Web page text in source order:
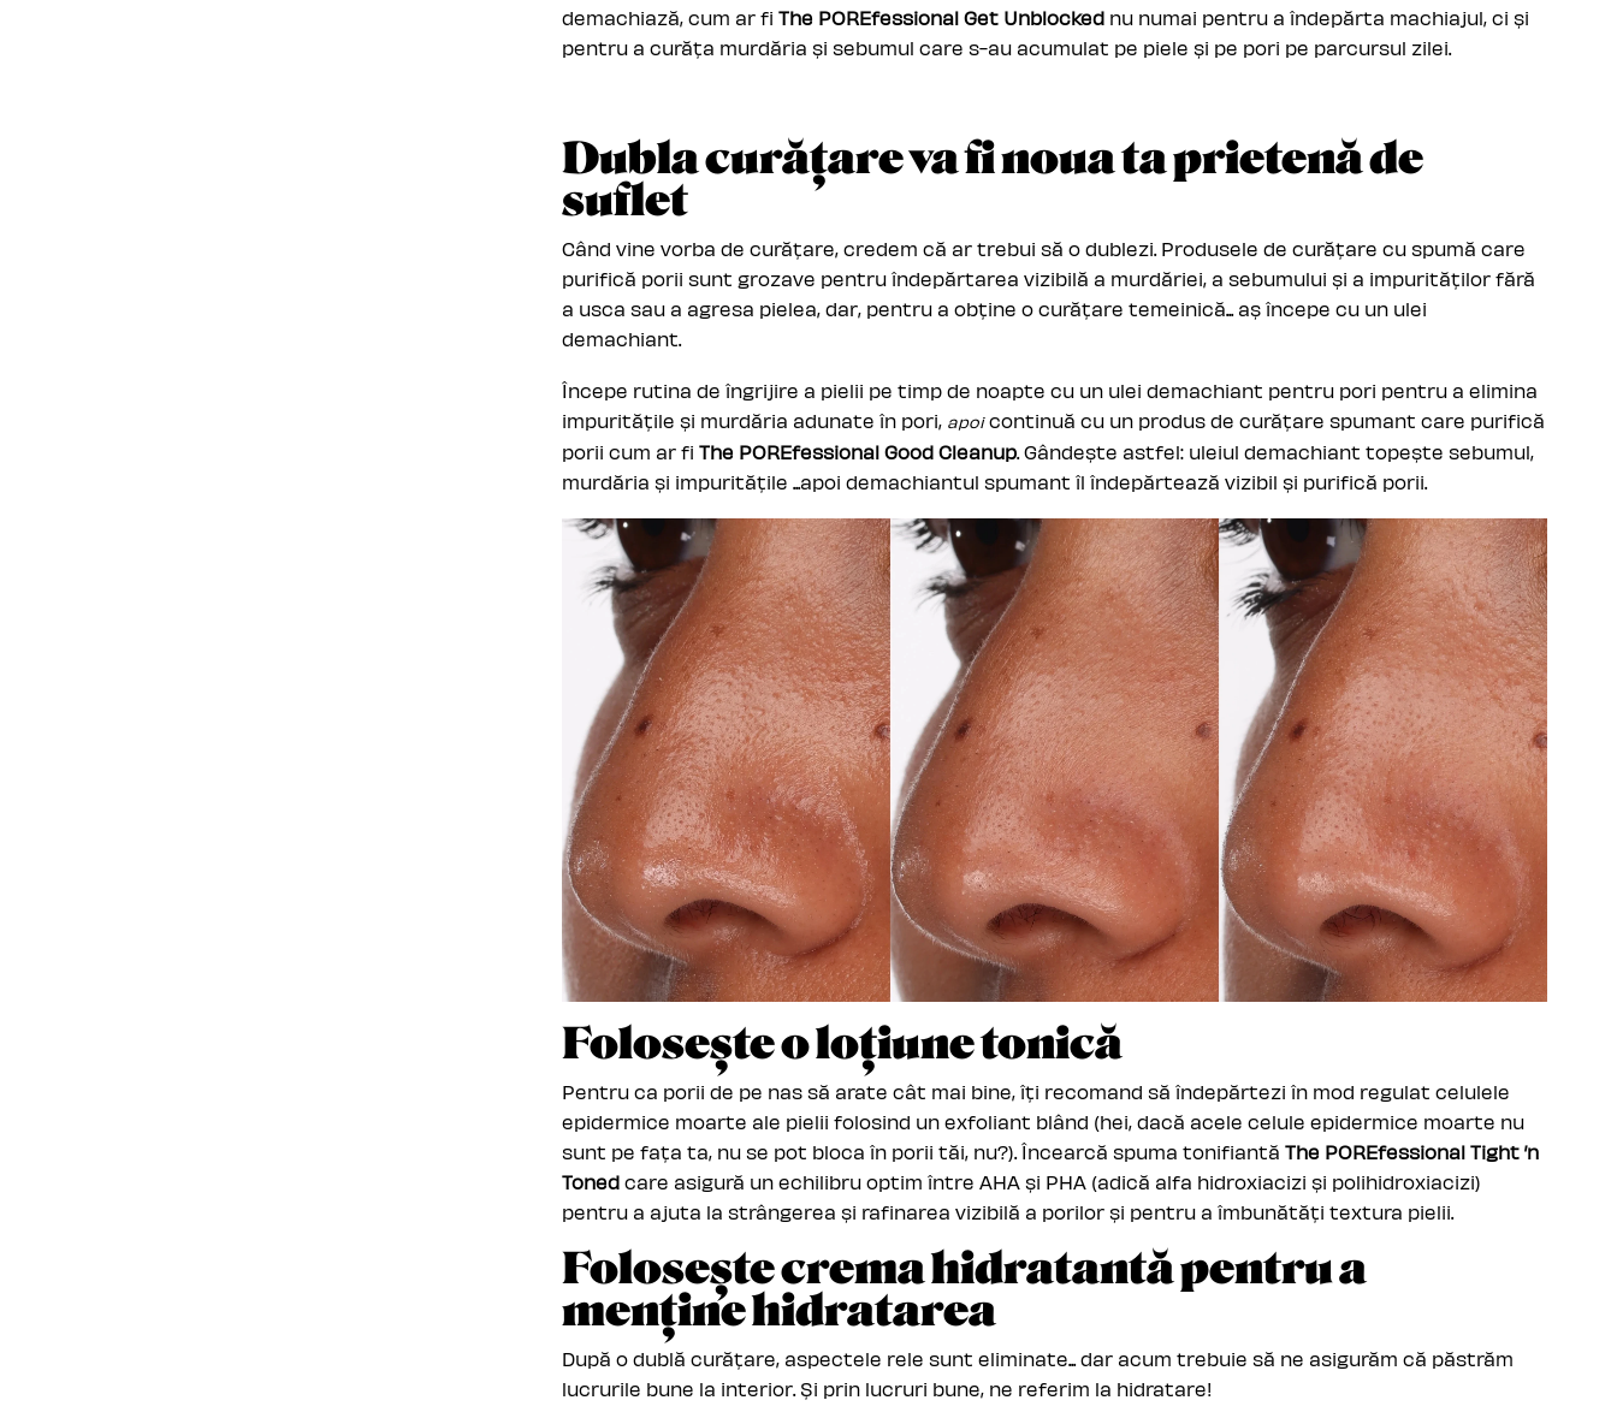
demachiază, cum ar fiThe POREfessional Get Unblocked nu numai pentru a îndepărta machiajul, ci și
pentru a curăța murdăria și sebumul care s-au acumulat pe piele și pe pori pe parcursul zilei.
Dubla curățare va fi noua ta prietenă de
suflet
Când vine vorba de curățare, credem că ar trebui să o dublezi. Produsele de curățare cu spumă care
purifică porii sunt grozave pentru îndepărtarea vizibilă a murdăriei, a sebumului și a impurităților fără
a usca sau a agresa pielea, dar, pentru a obține o curățare temeinică... aș începe cu un ulei
demachiant.
Începe rutina de îngrijire a pielii pe timp de noapte cu un ulei demachiant pentru pori pentru a elimina
impuritățile și murdăria adunate în pori, apoicontinuă cu un produs de curățare spumant care purifică
porii cum ar fiThe POREfessional Good Cleanup. Gândește astfel: uleiul demachiant topește sebumul,
murdăria și impuritățile ...apoi demachiantul spumant îl îndepărtează vizibil și purifică porii.
Folosește o loțiune tonică
Pentru ca porii de pe nas să arate cât mai bine, îți recomand să îndepărtezi în mod regulat celulele
epidermice moarte ale pielii folosind un exfoliant blând (hei, dacă acele celule epidermice moarte nu
sunt pe fața ta, nu se pot bloca în porii tăi, nu?). Încearcă spuma tonifiantăThe POREfessional Tight ’n
Toned care asigură un echilibru optim între AHA și PHA (adică alfa hidroxiacizi și polihidroxiacizi)
pentru a ajuta la strângerea și rafinarea vizibilă a porilor și pentru a îmbunătăți textura pielii.
Folosește crema hidratantă pentru a
menține hidratarea
După o dublă curățare, aspectele rele sunt eliminate... dar acum trebuie să ne asigurăm că păstrăm
lucrurile bune la interior. Și prin lucruri bune, ne referim la hidratare!